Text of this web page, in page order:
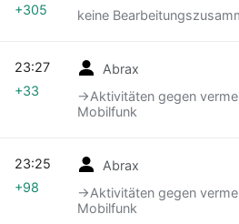
keine
+305
Abrax
→‎Aktivitäten gegen
Mobilfunk
23:27
+33
Abrax
→‎Aktivitäten gegen
Mobilfunk
23:25
+98